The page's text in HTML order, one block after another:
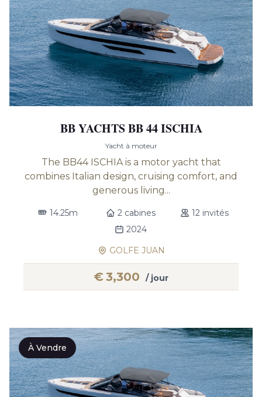
BB YACHTS BB 44 ISCHIA
Yacht à moteur
The BB44 ISCHIA is a motor yacht that
combines Italian design, cruising comfort, and
generous living...
14.25m 2 cabines
12 invités
2024
GOLFE JUAN
€3,300 / jour
À Vendre